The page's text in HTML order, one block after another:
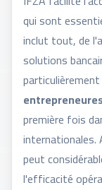
qui sont
inclut tout, de
solutions
première fois
internationales.
peut
l'efficacité